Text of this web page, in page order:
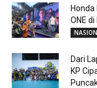
ONE
Dari
KP